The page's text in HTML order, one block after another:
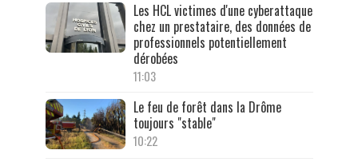
Les HCL victimes d'une cyberattaque
chez un prestataire, des données de
professionnels potentiellement
dérobées
11:03
Le feu de forêt dans la Drôme
toujours "stable"
10:22